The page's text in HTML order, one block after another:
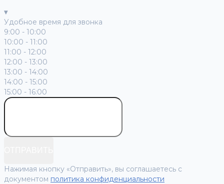
▾
Удобное время для звонка
9:00 - 10:00
10:00 - 11:00
11:00 - 12:00
12:00 - 13:00
13:00 - 14:00
14:00 - 15:00
15:00 - 16:00
Нажимая кнопку «Отправить», вы соглашаетесь с
документом политика конфиденциальности